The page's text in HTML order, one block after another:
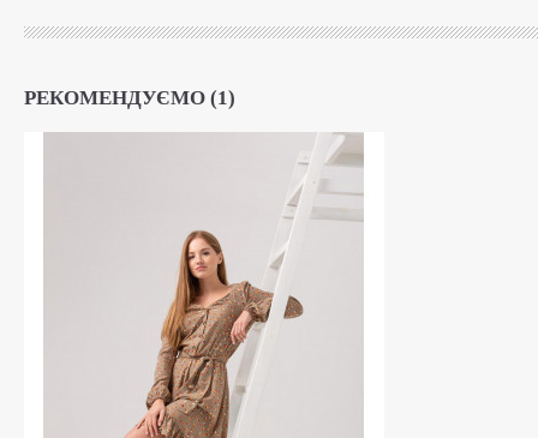
Замеры к платью:
Ширина по линии талии 30см(резинка тянется)
Ширина платья по линии груди 48см
Ширина по линии талии 30см(резинка тянется)
РЕКОМЕНДУЄМО (1)